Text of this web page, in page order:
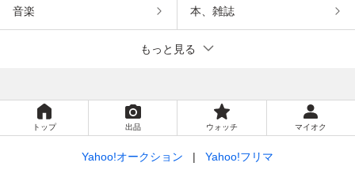
音楽 本、雑誌
もっと見る
トップ 出品 ウォッチ マイオク
Yahoo!オークション
Yahoo!フリマ